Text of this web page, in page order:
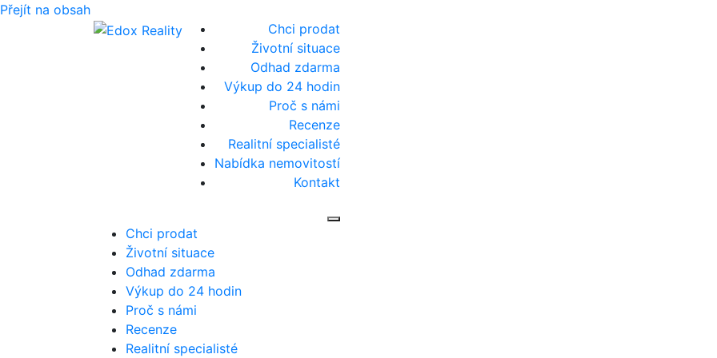
Přejít na obsah
Chci prodat
Životní situace
Odhad zdarma
Výkup do 24 hodin
Proč s námi
Recenze
Realitní specialisté
Nabídka nemovitostí
Kontakt
Chci prodat
Životní situace
Odhad zdarma
Výkup do 24 hodin
Proč s námi
Recenze
Realitní specialisté